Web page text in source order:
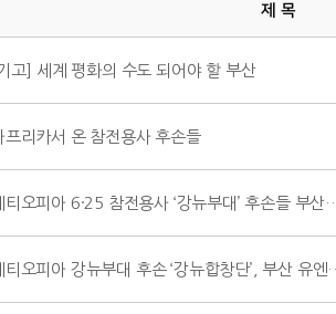
제 목
고] 세계 평화의 수도 되어야 할 부산
프리카서 온 참전용사 후손들
티오피아 6·25 참전용사 ‘강뉴부대’ 후손들 부산
티오피아 강뉴부대 후손 ‘강뉴합창단’, 부산 유엔